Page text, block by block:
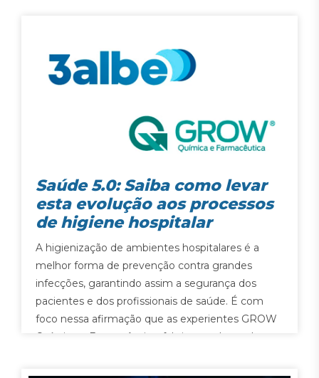
Saúde 5.0: Saiba como levar
esta evolução aos processos
de higiene hospitalar
A higienização de ambientes hospitalares é a
melhor forma de prevenção contra grandes
infecções, garantindo assim a segurança dos
pacientes e dos profissionais de saúde. É com
foco nessa afirmação que as experientes GROW
Química e Farmacêutica, fabricante de produtos